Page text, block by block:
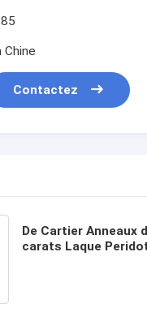
Chine
Contactez
De Cartier Anneaux
carats Laque